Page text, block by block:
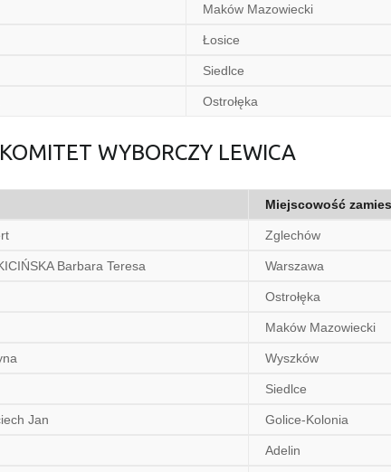
Maków Mazowiecki
Łosice
Siedlce
Ostrołęka
WYBORCZY LEWICA
Miejscowość
Zglechów
Barbara Teresa Warszawa
Ostrołęka
Maków Mazowiecki
Wyszków
Siedlce
Jan Golice-Kolonia
Adelin